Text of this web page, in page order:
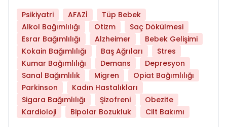
Psikiyatri AFAZİ
Tüp Bebek
Alkol Bağımlılığı
Otizm
Saç Dökülmesi
Esrar Bağımlılığı
Alzheimer
Bebek Gelişimi
Kokain Bağımlılığı
Baş Ağrıları
Stres
Kumar Bağımlılığı
Demans
Depresyon
Sanal Bağımlılık
Migren
Opiat Bağımlılığı
Parkinson
Kadın Hastalıkları
Sigara Bağımlılığı
Şizofreni
Obezite
Kardioloji
Bipolar Bozukluk Cilt Bakımı